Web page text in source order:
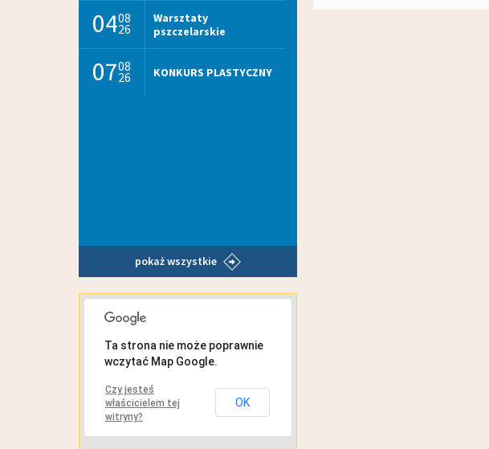
0408
26
Warsztaty
pszczelarskie
0708
26 KONKURS PLASTYCZNY
pokaż wszystkie
MAPA INTERAKTYWNA
Ta strona nie może poprawnie
wczytać Map Google.
Czy jesteś
właścicielem tej
witryny?
OK